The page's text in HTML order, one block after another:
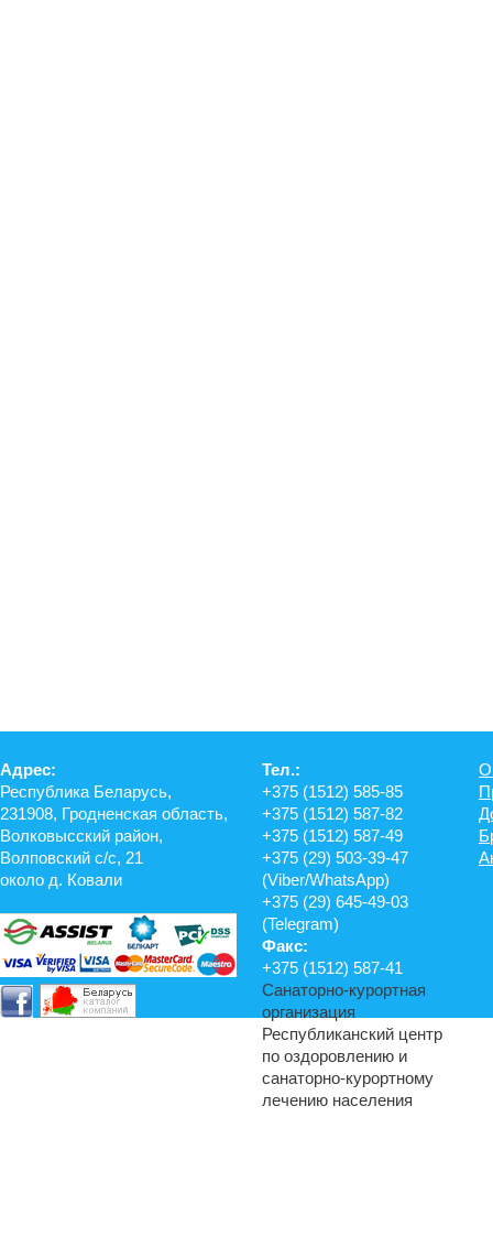
Адрес:
Республика Беларусь,
231908, Гродненская область,
Волковысский район,
Волповский с/с, 21
около д. Ковали
Тел.:
+375 (1512) 585-85
+375 (1512) 587-82
+375 (1512) 587-49
+375 (29) 503-39-47
(Viber/WhatsApp)
+375 (29) 645-49-03
(Telegram)
Факс:
+375 (1512) 587-41
Санаторно-курортная
организация
Республиканский центр
по оздоровлению и
санаторно-курортному
лечению населения
О